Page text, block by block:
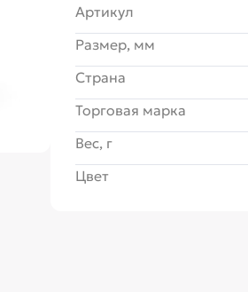
Артикул
Размер, мм
Страна
Торговая марка
Вес, г
Цвет